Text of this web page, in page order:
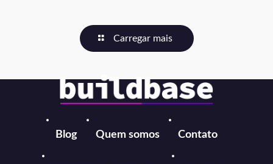
Carregar mais
Blog Quem somos Contato